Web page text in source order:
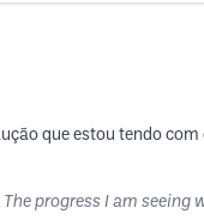
que estou tendo com
progress I am seeing